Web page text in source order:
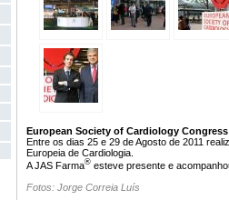
European Society of Cardiology Congress
Entre os dias 25 e 29 de Agosto de 2011
Europeia de Cardiologia.
A JAS Farma® esteve presente e
Fotos: Jorge Correia Luís